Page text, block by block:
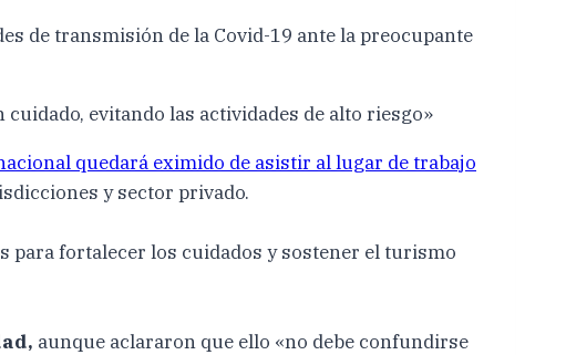
de transmisión de la Covid-19 ante la preocupante
evitando las actividades de alto riesgo»
quedará eximido de asistir al lugar de trabajo
y sector privado.
para fortalecer los cuidados y sostener el turismo
aunque aclararon que ello «no debe confundirse